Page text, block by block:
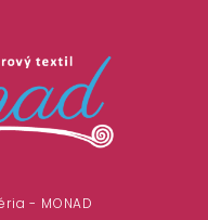
- MONAD